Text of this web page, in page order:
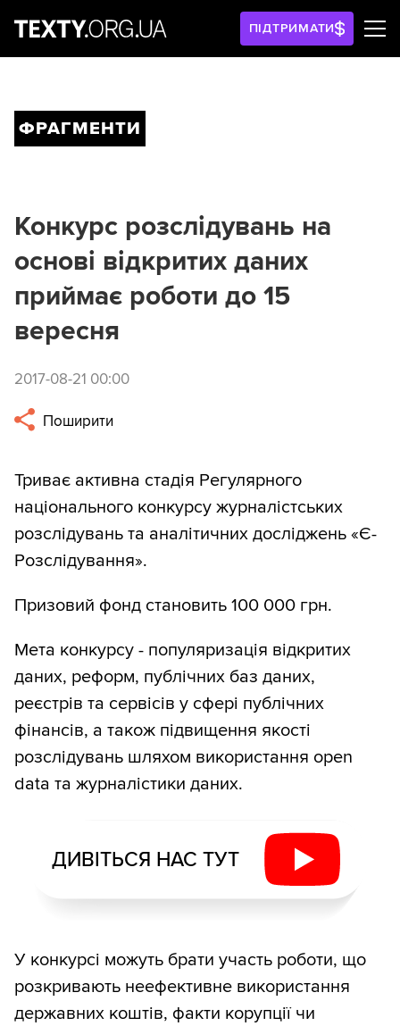
ПІДТРИМАТИ
ФРАГМЕНТИ
Конкурс розслідувань на
основі відкритих даних
приймає роботи до 15
вересня
2017-08-21 00:00
Поширити
Триває активна стадія Регулярного
національного конкурсу журналістських
розслідувань та аналітичних досліджень «Є-
Розслідування».
Призовий фонд становить 100 000 грн.
Мета конкурсу - популяризація відкритих
даних, реформ, публічних баз даних,
реєстрів та сервісів у сфері публічних
фінансів, а також підвищення якості
розслідувань шляхом використання open
data та журналістики даних.
ДИВІТЬСЯ НАС ТУТ
У конкурсі можуть брати участь роботи, що
розкривають неефективне використання
державних коштів, факти корупції чи